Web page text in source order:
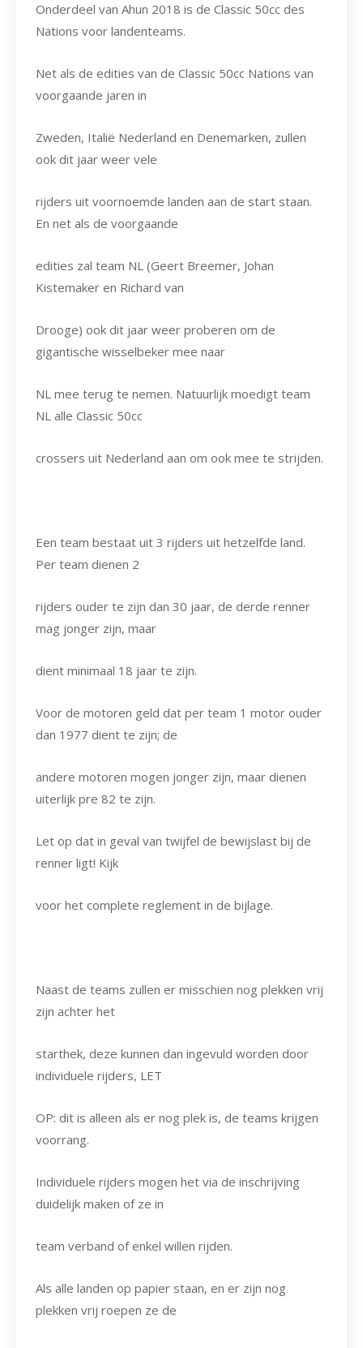
Onderdeel van Ahun 2018 is de Classic 50cc des
Nations voor landenteams.
Net als de edities van de Classic 50cc Nations van
voorgaande jaren in
Zweden, Italië Nederland en Denemarken, zullen
ook dit jaar weer vele
rijders uit voornoemde landen aan de start staan.
En net als de voorgaande
edities zal team NL (Geert Breemer, Johan
Kistemaker en Richard van
Drooge) ook dit jaar weer proberen om de
gigantische wisselbeker mee naar
NL mee terug te nemen. Natuurlijk moedigt team
NL alle Classic 50cc
crossers uit Nederland aan om ook mee te strijden.
Een team bestaat uit 3 rijders uit hetzelfde land.
Per team dienen 2
rijders ouder te zijn dan 30 jaar, de derde renner
mag jonger zijn, maar
dient minimaal 18 jaar te zijn.
Voor de motoren geld dat per team 1 motor ouder
dan 1977 dient te zijn; de
andere motoren mogen jonger zijn, maar dienen
uiterlijk pre 82 te zijn.
Let op dat in geval van twijfel de bewijslast bij de
renner ligt! Kijk
voor het complete reglement in de bijlage.
Naast de teams zullen er misschien nog plekken vrij
zijn achter het
starthek, deze kunnen dan ingevuld worden door
individuele rijders, LET
OP: dit is alleen als er nog plek is, de teams krijgen
voorrang.
Individuele rijders mogen het via de inschrijving
duidelijk maken of ze in
team verband of enkel willen rijden.
Als alle landen op papier staan, en er zijn nog
plekken vrij roepen ze de